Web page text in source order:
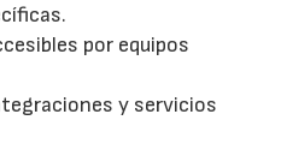
por equipos
y servicios